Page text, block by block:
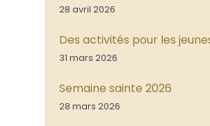
28 avril 2026
Des activités pour les
31 mars 2026
Semaine sainte 2026
28 mars 2026